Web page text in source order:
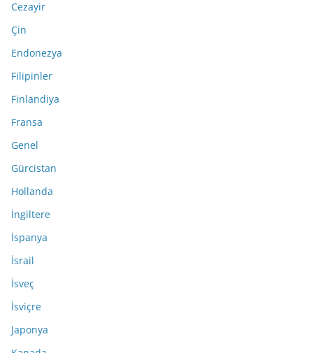
Cezayir
Çin
Endonezya
Filipinler
Finlandiya
Fransa
Genel
Gürcistan
Hollanda
İngiltere
İspanya
İsrail
İsveç
İsviçre
Japonya